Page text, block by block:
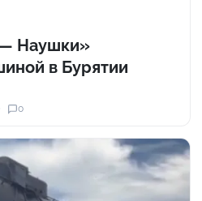
Наушки»
в Бурятии
0